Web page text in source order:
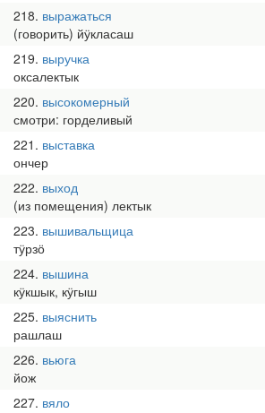
218 выражаться
(говорить) йӱкласаш
219 выручка
оксалектык
220 высокомерный
смотри: горделивый
221 выставка
ончер
222 выход
(из помещения) лектык
223 вышивальщица
тӱрзӧ
224 вышина
кӱкшык, кӱгыш
225 выяснить
рашлаш
226 вьюга
йож
227 вяло